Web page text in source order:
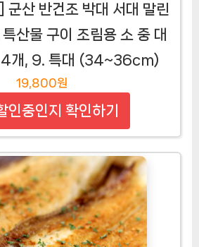
군산 반건조 박대 서대 말린
산물 구이 조림용 소 중 대
4개, 9. 특대 (34~36cm)
19,800원
인중인지 확인하기